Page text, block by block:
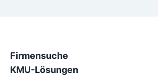
Firmensuche
KMU-Lösungen